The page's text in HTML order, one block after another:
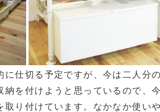
に仕切る予定ですが、今は二人分
納を付けようと思っているので、
取り付けています。なかなか使い